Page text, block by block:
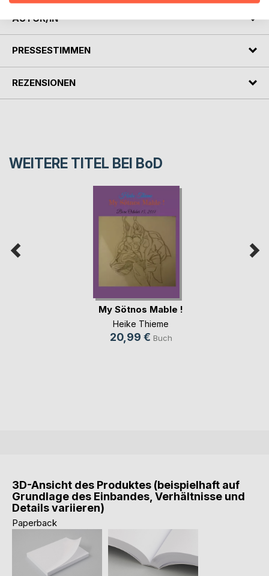
AUTOR/IN
PRESSESTIMMEN
REZENSIONEN
WEITERE TITEL BEI BoD
My Sötnos Mable !
Heike Thieme
20,99 € Buch
3D-Ansicht des Produktes (beispielhaft auf
Grundlage des Einbandes, Verhältnisse und
Details variieren)
Paperback